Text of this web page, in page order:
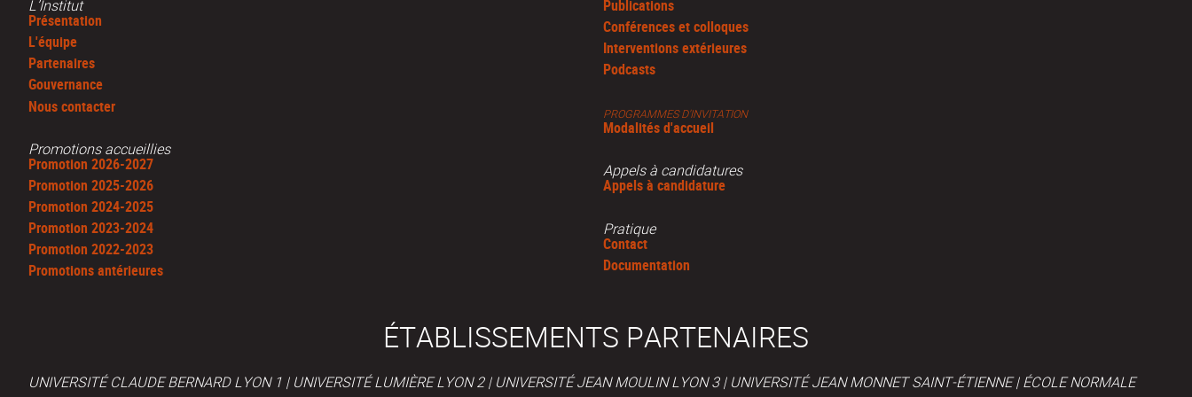
L’Institut
Présentation
L'équipe
Partenaires
Gouvernance
Nous contacter
Promotions accueillies
Promotion 2026-2027
Promotion 2025-2026
Promotion 2024-2025
Promotion 2023-2024
Promotion 2022-2023
Promotions antérieures
Publications
Conférences et colloques
Interventions extérieures
Podcasts
PROGRAMMES D'INVITATION
Modalités d'accueil
Appels à candidatures
Appels à candidature
Pratique
Contact
Documentation
ÉTABLISSEMENTS PARTENAIRES
UNIVERSITÉ CLAUDE BERNARD LYON 1 | UNIVERSITÉ LUMIÈRE LYON 2 | UNIVERSITÉ JEAN MOULIN LYON 3 | UNIVERSITÉ JEAN MONNET SAINT-ÉTIENNE | ÉCOLE NORMALE